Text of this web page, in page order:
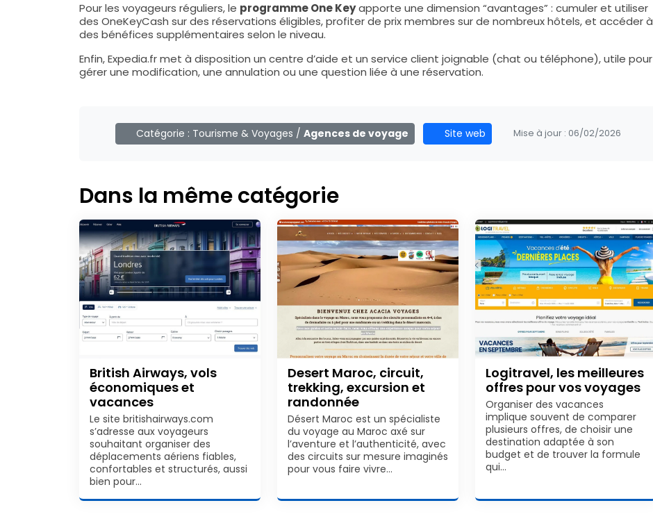
Pour les voyageurs réguliers, le programme One Keyapporte une dimension “avantages” : cumuler et utiliser
des OneKeyCash sur des réservations éligibles, profiter de prix membres sur de nombreux hôtels, et accéder à
des bénéfices supplémentaires selon le niveau.
Enfin, Expedia.fr met à disposition un centre d’aide et un service client joignable (chat ou téléphone), utile pour
gérer une modification, une annulation ou une question liée à une réservation.
Catégorie : Tourisme & Voyages / Agences de voyage Site web Mise à jour : 06/02/2026
Dans la même catégorie
British Airways, vols
économiques et
vacances
Le site britishairways.com
s’adresse aux voyageurs
souhaitant organiser des
déplacements aériens fiables,
confortables et structurés, aussi
bien pour…
Desert Maroc, circuit,
trekking, excursion et
randonnée
Désert Maroc est un spécialiste
du voyage au Maroc axé sur
l’aventure et l’authenticité, avec
des circuits sur mesure imaginés
pour vous faire vivre…
Logitravel, les meilleures
offres pour vos voyages
Organiser des vacances
implique souvent de comparer
plusieurs offres, de choisir une
destination adaptée à son
budget et de trouver la formule
qui…